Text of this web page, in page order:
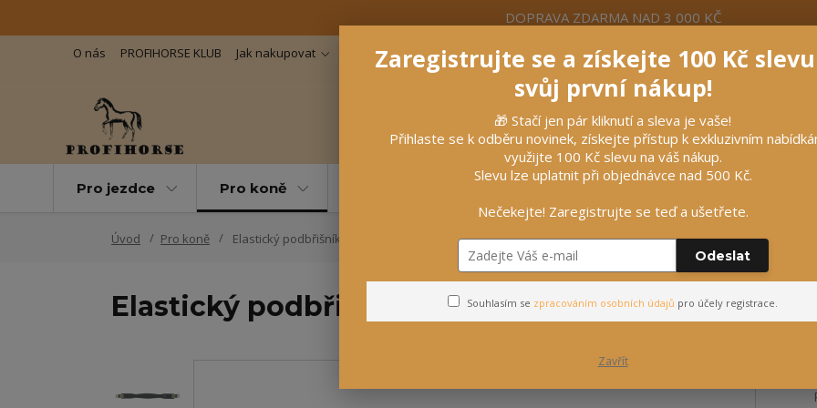
DOPRAVA ZDARMA NAD 3 000 KČ
O nás PROFIHORSE KLUB Jak nakupovat Důležité informace Více Nevíte si rady? Zavolejte. +420
Pro jezdce Pro koně Vybavení stájí
Úvod Pro koně Elastický podbřišník "Soft"
Elastický podbřišník "Soft"
Zaregistrujte se a získejte 100 Kč
svůj první nákup!
🎁 Stačí jen pár kliknutí a sleva je vaše!
Přihlaste se k odběru novinek, získejte přístup k exkluzivním
využijte 100 Kč slevu na váš nákup.
Slevu lze uplatnit při objednávce nad 500 Kč.
Nečekejte! Zaregistrujte se teď a ušetřete.
Odeslat
Souhlasím se zpracováním osobních údajů pro účely registrace.
Zavřít